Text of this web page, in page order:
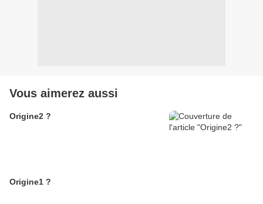
Vous aimerez aussi
Origine2 ?
Origine1 ?